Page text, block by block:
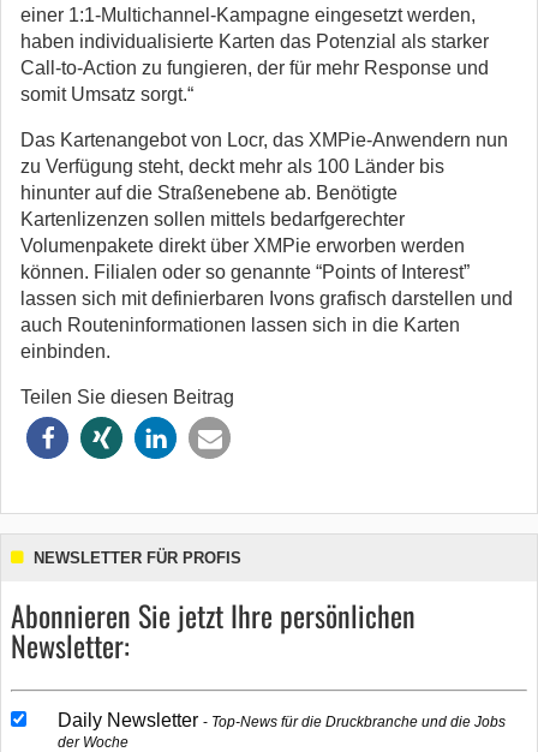
einer 1:1-Multichannel-Kampagne eingesetzt werden,
haben individualisierte Karten das Potenzial als starker
Call-to-Action zu fungieren, der für mehr Response und
somit Umsatz sorgt.“
Das Kartenangebot von Locr, das XMPie-Anwendern nun
zu Verfügung steht, deckt mehr als 100 Länder bis
hinunter auf die Straßenebene ab. Benötigte
Kartenlizenzen sollen mittels bedarfgerechter
Volumenpakete direkt über XMPie erworben werden
können. Filialen oder so genannte “Points of Interest”
lassen sich mit definierbaren Ivons grafisch darstellen und
auch Routeninformationen lassen sich in die Karten
einbinden.
Teilen Sie diesen Beitrag
NEWSLETTER FÜR PROFIS
Abonnieren Sie jetzt Ihre persönlichen
Newsletter:
Daily Newsletter
Top-News für die Druckbranche und die Jobs
der Woche